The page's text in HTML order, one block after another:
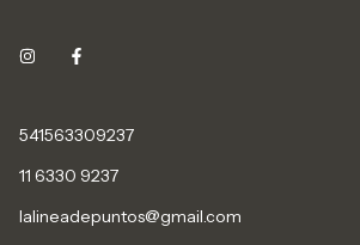
541563309237
11 6330 9237
lalineadepuntos@gmail.com